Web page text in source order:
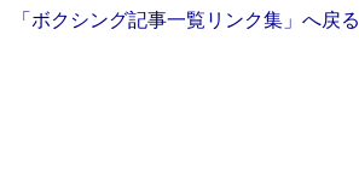
「ボクシング記事一覧リンク集」へ戻る